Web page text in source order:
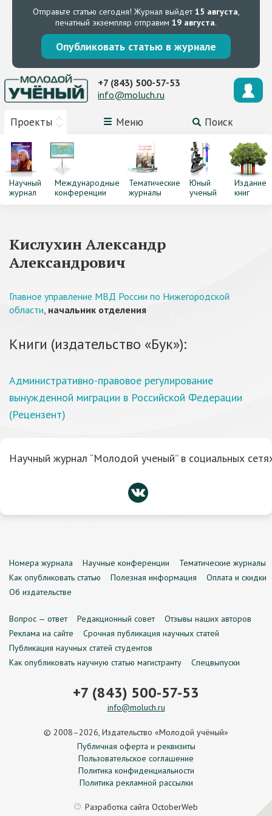
Отправьте статью сегодня! Журнал выйдет15 августа,
печатный экземпляр отправим 19 августа.
Опубликовать статью в журнале
Проекты Меню Поиск
+7 (843) 500-57-53
info@moluch.ru
Научный
журнал
Международные
конференции
Тематические
журналы
Юный
ученый
Издание
книг
Кислухин Александр
Александрович
Главное управление МВД России по Нижегородской
области, начальник отделения
Книги (издательство «Бук»):
Административно-правовое регулирование
вынужденной миграции в Российской Федерации
(Рецензент)
Научный журнал “Молодой ученый” в социальных
Номера журнала Научные конференции
Тематические журналы
Как опубликовать статью
Полезная информация
Оплата и скидки
Об издательстве
Вопрос — ответ Редакционный совет
Отзывы наших авторов
Реклама на сайте
Срочная публикация научных статей
Публикация научных статей студентов
Как опубликовать научную статью магистранту
Спецвыпуски
+7 (843) 500-57-53
info@moluch.ru
© 2008–2026, Издательство «Молодой учёный»
Публичная оферта и реквизиты
Пользовательское соглашение
Политика конфиденциальности
Политика рекламной рассылки
Разработка сайта OctoberWeb